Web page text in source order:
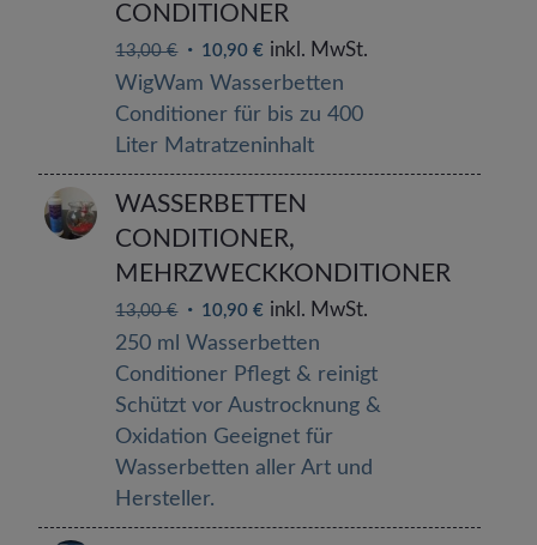
CONDITIONER
13,00€ 10,90€ inkl. MwSt.
WigWam Wasserbetten
Conditioner für bis zu 400
Liter Matratzeninhalt
WASSERBETTEN
CONDITIONER,
MEHRZWECKKONDITIONER
13,00€ 10,90€ inkl. MwSt.
250 ml Wasserbetten
Conditioner Pflegt & reinigt
Schützt vor Austrocknung &
Oxidation Geeignet für
Wasserbetten aller Art und
Hersteller.